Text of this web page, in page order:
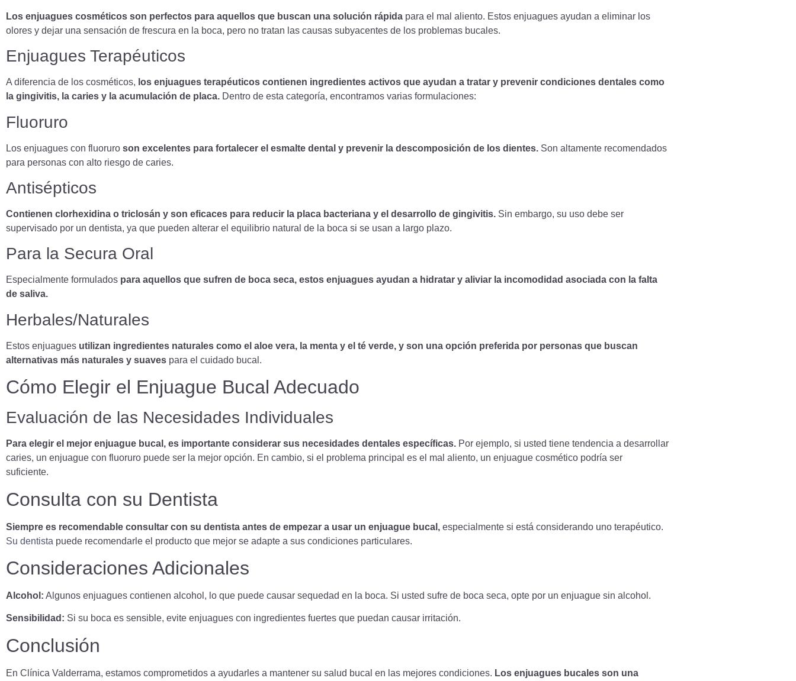
Los enjuagues cosméticos son perfectos para aquellos que buscan una solución rápida para el mal aliento. Estos enjuagues ayudan a eliminar los
olores y dejar una sensación de frescura en la boca, pero no tratan las causas subyacentes de los problemas bucales.
Enjuagues Terapéuticos
A diferencia de los cosméticos, los enjuagues terapéuticos contienen ingredientes activos que ayudan a tratar y prevenir condiciones dentales como
la gingivitis, la caries y la acumulación de placa. Dentro de esta categoría, encontramos varias formulaciones:
Fluoruro
Los enjuagues con fluoruro son excelentes para fortalecer el esmalte dental y prevenir la descomposición de los dientes. Son altamente recomendados
para personas con alto riesgo de caries.
Antisépticos
Contienen clorhexidina o triclosán y son eficaces para reducir la placa bacteriana y el desarrollo de gingivitis. Sin embargo, su uso debe ser
supervisado por un dentista, ya que pueden alterar el equilibrio natural de la boca si se usan a largo plazo.
Para la Secura Oral
Especialmente formulados para aquellos que sufren de boca seca, estos enjuagues ayudan a hidratar y aliviar la incomodidad asociada con la falta
de saliva.
Herbales/Naturales
Estos enjuagues utilizan ingredientes naturales como el aloe vera, la menta y el té verde, y son una opción preferida por personas que buscan
alternativas más naturales y suaves para el cuidado bucal.
Cómo Elegir el Enjuague Bucal Adecuado
Evaluación de las Necesidades Individuales
Para elegir el mejor enjuague bucal, es importante considerar sus necesidades dentales específicas. Por ejemplo, si usted tiene tendencia a desarrollar
caries, un enjuague con fluoruro puede ser la mejor opción. En cambio, si el problema principal es el mal aliento, un enjuague cosmético podría ser
suficiente.
Consulta con su Dentista
Siempre es recomendable consultar con su dentista antes de empezar a usar un enjuague bucal, especialmente si está considerando uno terapéutico.
Su dentista puede recomendarle el producto que mejor se adapte a sus condiciones particulares.
Consideraciones Adicionales
Alcohol: Algunos enjuagues contienen alcohol, lo que puede causar sequedad en la boca. Si usted sufre de boca seca, opte por un enjuague sin alcohol.
Sensibilidad: Si su boca es sensible, evite enjuagues con ingredientes fuertes que puedan causar irritación.
Conclusión
En Clínica Valderrama, estamos comprometidos a ayudarles a mantener su salud bucal en las mejores condiciones. Los enjuagues bucales son una